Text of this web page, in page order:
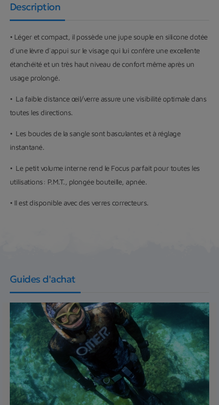
Description
• Léger et compact, il possède une jupe souple en silicone dotée
d´une lèvre d´appui sur le visage qui lui confère une excellente
étanchéitéet untrès haut niveau de confortmême après un
usage prolongé.
• La faible distance œil/verre assure une visibilité optimale dans
toutes les directions.
• Les boucles de la sangle sont basculantes et à réglage
instantané.
• Le petit volume internerend le Focus parfait pour toutes les
utilisations: P.M.T., plongée bouteille, apnée.
• Il est disponible avec des verres correcteurs.
Guides d'achat